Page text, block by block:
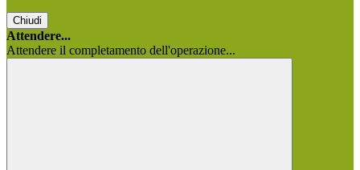
Chiudi
Attendere...
Attendere il completamento dell'operazione...